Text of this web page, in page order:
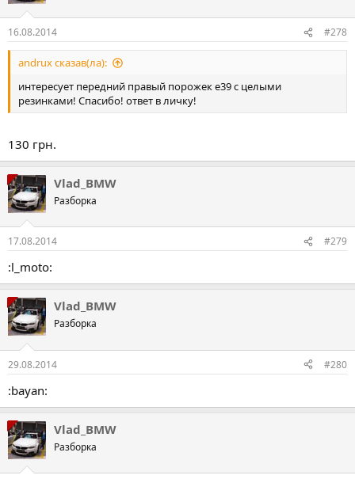
16.08.2014 #278
andrux сказав(ла):
интересует передний правый порожек е39 с целыми
резинками! Спасибо! ответ в личку!
130 грн.
Vlad_BMW
Разборка
17.08.2014 #279
:l_moto:
Vlad_BMW
Разборка
29.08.2014 #280
:bayan:
Vlad_BMW
Разборка